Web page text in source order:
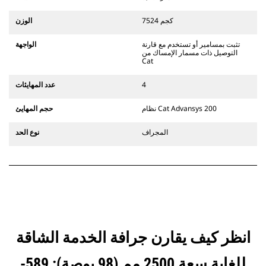
يستخدم مفصلات قارنة التوصيل السريعة
الثابتة. تتميز قارنات التوصيل المخصصة
الوزن 7524 كجم
الواجهة
تثبت بمسامير أو تستخدم مع قارنة
التوصيل ذات مسمار الإمساك من
Cat
عدد المهايئات 4
حجم المهايئ نظام Cat Advansys 200
نوع الحد المجراف
انظر كيف يقارن جرافة الخدمة الشاقة